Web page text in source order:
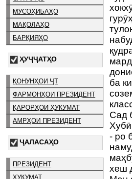
МУСОҲИБАҲО
МАҚОЛАҲО
БАРҚИЯҲО
ҲУҶҶАТҲО
ҚОНУНҲОИ ҶТ
ФАРМОНҲОИ ПРЕЗИДЕНТ
ҚАРОРҲОИ ҲУКУМАТ
АМРҲОИ ПРЕЗИДЕНТ
ҶАЛАСАҲО
ПРЕЗИДЕНТ
ҲУКУМАТ
ба
Сад
- ро
хеш